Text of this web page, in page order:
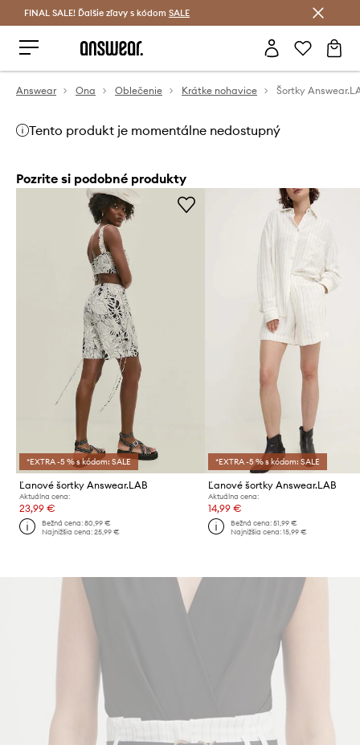
Šetrite s Answear Club >
FINAL SALE! Ďalšie zľavy s kódom SALE
Answear Ona Oblečenie Krátke nohavice Šortky
Tento produkt je momentálne nedostupný
Pozrite si podobné produkty
*EXTRA -5 % s kódom: SALE
Ľanové šortky Answear.LAB
Aktuálna cena:
23,99 €
Bežná cena:80,99 €
Najnižšia cena:25,99 €
*EXTRA -5 % s kódom: SALE
Ľanové šortky Answear.LAB
Aktuálna cena:
14,99 €
Bežná cena: 51,99 €
Najnižšia cena: 15,99 €